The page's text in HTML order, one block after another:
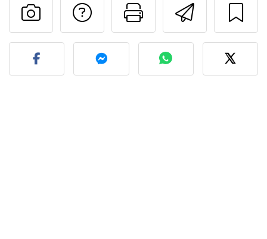
Imprima
Falar com o autor
Fez esta receita?